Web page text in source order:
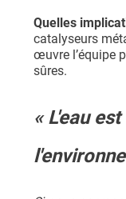
Quelles
catalyseurs
œuvre l’équipe
sûres.
« L'eau